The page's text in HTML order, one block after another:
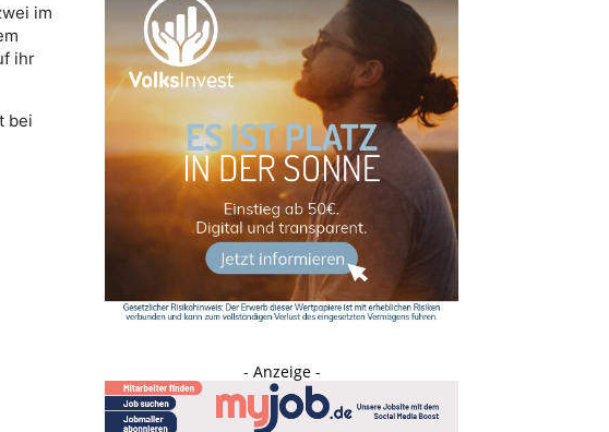
im
ihr
bei
- Anzeige -